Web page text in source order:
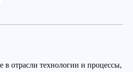
отрасли технологии и процессы,